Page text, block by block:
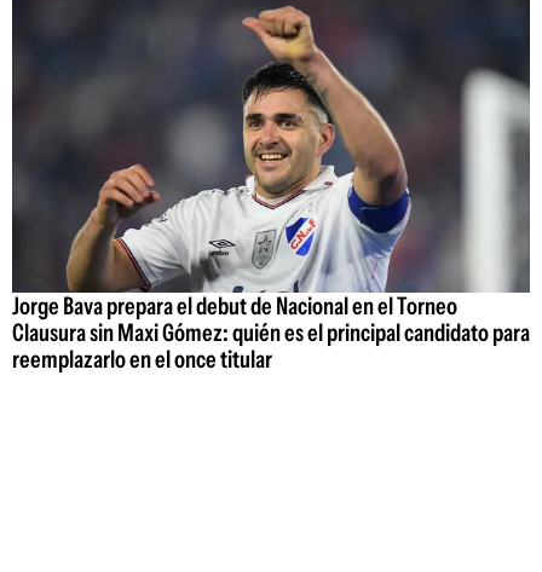
Jorge Bava prepara el debut de Nacional en el Torneo
Clausura sin Maxi Gómez: quién es el principal candidato para
reemplazarlo en el once titular